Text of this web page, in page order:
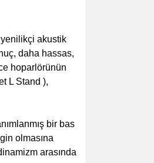
akustik
daha hassas,
hoparlörünün
L Stand ),
bir bas
olmasına
arasında